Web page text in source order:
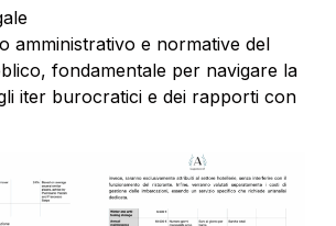
amministrativo e normative del
fondamentale per navigare la
iter burocratici e dei rapporti con